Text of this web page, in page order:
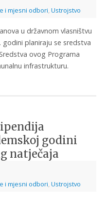
i mjesni odbori, Ustrojstvo
u državnom vlasništvu
planiraju se sredstva
ovog Programa
infrastrukturu.
godini
natječaja
i mjesni odbori, Ustrojstvo